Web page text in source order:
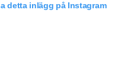
detta inlägg på Instagram